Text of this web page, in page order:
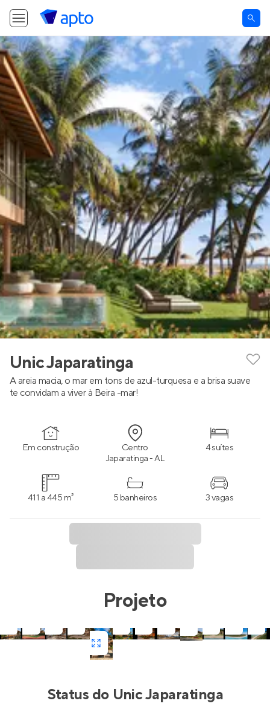
Unic Japaratinga
A areia macia, o mar em tons de azul-turquesa e a brisa suave
te convidam a viver à Beira -mar!
Em construção Centro
Japaratinga - AL
4 suítes
411 a 445 m² 5 banheiros 3 vagas
Projeto
Status do Unic Japaratinga